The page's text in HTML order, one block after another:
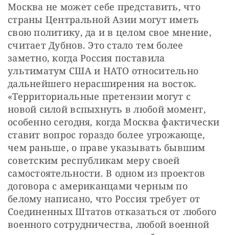
Москва не может себе представить, что
страны Центральной Азии могут иметь
свою политику, да и в целом свое мнение,
считает Дубнов. Это стало тем более
заметно, когда Россия поставила
ультиматум США и НАТО относительно
дальнейшего нерасширения на восток.
«Территориальные претензии могут с
новой силой вспыхнуть в любой момент,
особенно сегодня, когда Москва фактически
ставит вопрос гораздо более угрожающе,
чем раньше, о праве указывать бывшим
советским республикам меру своей
самостоятельности. В одном из проектов
договора с американцами черным по
белому написано, что Россия требует от
Соединенных Штатов отказаться от любого
военного сотрудничества, любой военной